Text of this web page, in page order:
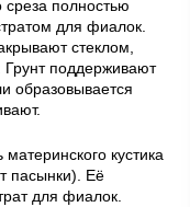
полностью
для фиалок.
стеклом,
Грунт поддерживают
образовывается
кустика
пасынки). Её
для фиалок.